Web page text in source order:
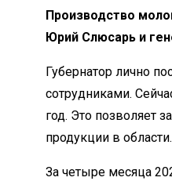
Производство
Юрий Слюсарь и
Губернатор лично
сотрудниками.
год. Это позволяет
продукции в области.
За четыре месяца